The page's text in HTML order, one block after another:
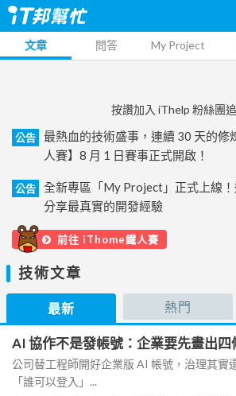
文章 問答 My Project
按讚加入 iThelp 粉絲團
公告
最熱血的技術盛事，連續 30 天的修
人賽】8 月 1 日賽事正式開啟！
公告
全新專區「My Project」正式上線！
分享最真實的開發經驗
前往 iThome鐵人賽
技術文章
最新 熱門
AI 協作不是發帳號：企業要先畫出四
公司替工程師開好企業版 AI 帳號，治理其實
「誰可以登入」...